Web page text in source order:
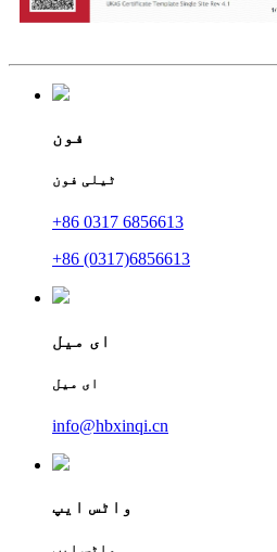
فون
ٹیلی فون
+86 0317 6856613
+86 (0317)6856613
ای میل
ای میل
info@hbxinqi.cn
واٹس ایپ